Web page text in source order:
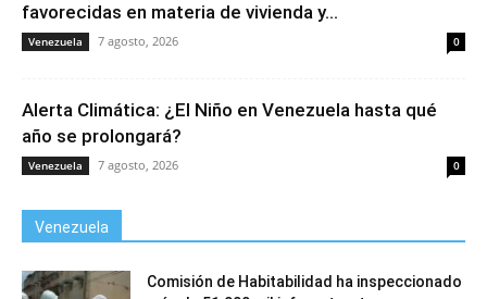
favorecidas en materia de vivienda y...
Venezuela 7 agosto, 2026 0
Alerta Climática: ¿El Niño en Venezuela hasta qué
año se prolongará?
Venezuela 7 agosto, 2026 0
Venezuela
Comisión de Habitabilidad ha inspeccionado